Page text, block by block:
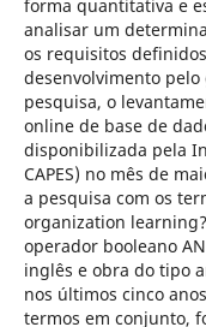
forma quantitativa e
analisar um
os requisitos
desenvolvimento
pesquisa, o
online de base de
disponibilizada pela
CAPES) no mês de
a pesquisa com os
organization
operador booleano
inglês e obra do tipo
nos últimos cinco
termos em conjunto,